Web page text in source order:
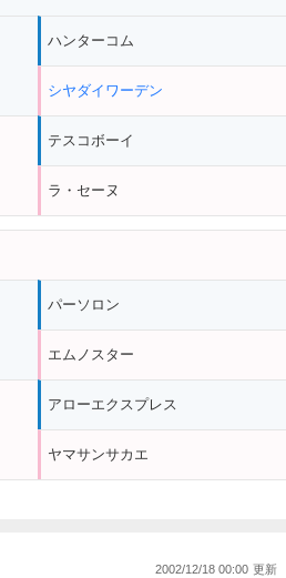
ハンターコム
シヤダイワーデン
テスコボーイ
ラ・セーヌ
パーソロン
エムノスター
アローエクスプレス
ヤマサンサカエ
2002/12/18 00:00